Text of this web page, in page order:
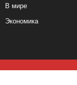
В мире
Экономика